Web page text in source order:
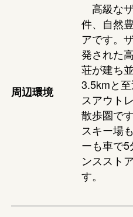
周辺環境
高級な
件、自然
アです。
発された
荘が建ち
3.5kmと
スアウト
散歩圏で
スキー場
ーも車で
ンススト
す。